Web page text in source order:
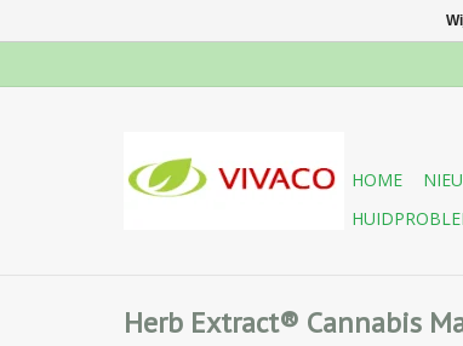
HOME
Herb Extract® Cannabis